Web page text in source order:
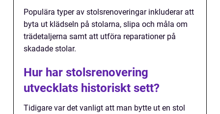
Populära typer av stolsrenoveringar inkluderar att
byta ut klädseln på stolarna, slipa och måla om
trädetaljerna samt att utföra reparationer på
skadade stolar.
Hur har stolsrenovering
utvecklats historiskt sett?
Tidigare var det vanligt att man bytte ut en stol